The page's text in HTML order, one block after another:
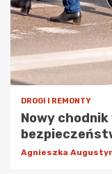
DROGI I REMONTY
Nowy
Agnieszka